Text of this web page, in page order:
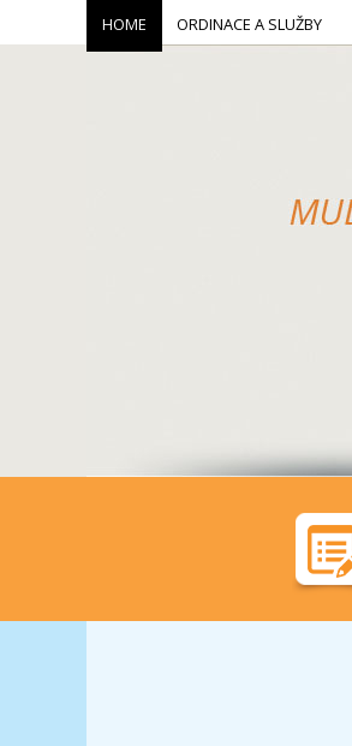
HOME ORDINACE A SLUŽBY